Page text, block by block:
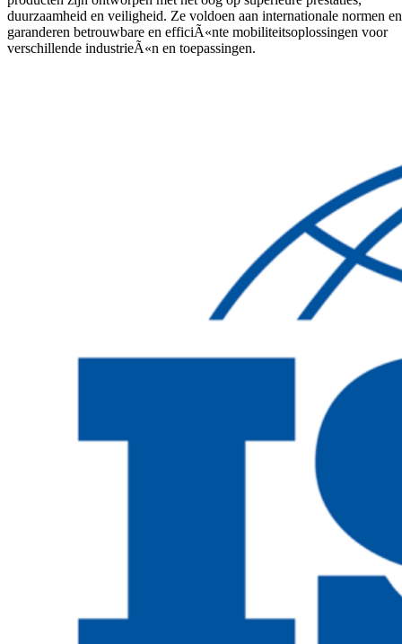
duurzaamheid en veiligheid. Ze voldoen aan internationale normen en
garanderen betrouwbare en efficiÃ«nte mobiliteitsoplossingen voor
verschillende industrieÃ«n en toepassingen.